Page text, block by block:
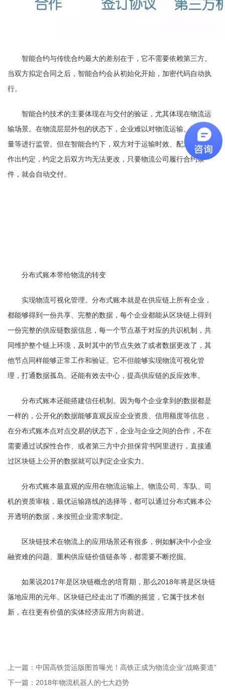
智能合约与传统合约最大的差别在于，它不需要依赖第三方。
当双方拟定合同之后，智能合约会从初始化开始，加密代码自动执
行。
智能合约技术的主要体现在与交付的验证，尤其体现在物流运
输场景。在物流层层外包的状态下，企业难以对物流运输、配送质
量等进行监管。但在智能合约下，双方对于运输时效、配送质量都
作出约定，约定之后双方均无法更改，只要物流公司履行合约条
件，就会自动交付。
分布式账本带给物流的转变
实现物流可视化管理。分布式账本就是在供应链上所有企业，
都能够得到一份共享、完整的数据，每个企业都能从区块链上得到
一份完整的供应链数据信息，每一个节点基于对应的共识机制，共
同维护整个链上环境，及时其中的节点失效了或者数据更改了，其
他节点同样能够正常工作和验证。它不但能够实现物流可视化管
理，打通数据孤岛。还能有效去中心，提高供应链的反应效率。
分布式账本还能搭建信任机制。因为每个企业拿到的数据都是
一样的，公开化的数据能够直观反应企业资质、信用额度等信息，
在分布式账本点对点交易的状态下，企业与企业之间的合作，不在
需要通过试探性合作、或者第三方中介担保背书阿里进行，直接通
过区块链上公开的数据就可以判定企业实力。
分布式账本最直观的应用在物流运输上。物流公司、车队、司
机的资质审核，最优运输路线的选择等，都可以通过分布式账本公
开透明的数据，来按照企业需求制定。
区块链技术在物流上的应用场景还有很多，例如解决中小企业
融资难的问题、重构供应链价值链条等，都需要不断挖掘。
如果说2017年是区块链概念的培育期，那么2018年将是区块链
落地应用的元年。区块链已经走出了币圈的摇篮，它属于技术创
新，在往更有价值的实体经济应用方向前进。
上一篇： 中国高铁货运版图首曝光！高铁正成为物流企业“战略要道”
下一篇： 2018年物流机器人的七大趋势